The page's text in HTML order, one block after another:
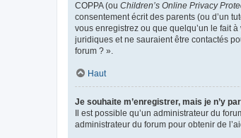
COPPA (ou Children’s Online Privacy
consentement écrit des parents (ou d’un
vous enregistrez ou que quelqu’un le fait
juridiques et ne sauraient être contactés
forum ? ».
Haut
Je souhaite m’enregistrer, mais je n’y
Il est possible qu’un administrateur du
administrateur du forum pour obtenir de